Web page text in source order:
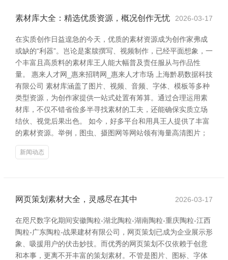
素材库大全：精选优质资源，概况创作无忧 2026-03-17
在实质创作日益遑急的今天，优质的素材资源成为创作家弗成
或缺的“利器”。岂论是案牍撰写、视频制作，已经平面想象，一
个丰富且高质料的素材库王人能大幅普及责任服从与作品性
量。 惠来人才网_惠来招聘网_惠来人才市场 上海黔易数据科技
有限公司 素材库涵盖了图片、视频、音频、字体、模板等多种
类型资源，为创作家提供一站式处置有筹算。通过合理运用素
材库，不仅不错省俭多半寻找素材的工夫，还能确保实质立场
结伙、视觉后果出色。 如今，好多平台和用具王人提供了丰富
的素材资源。举例，图虫、摄图网等网站领有海量高清图片；
新闻动态
网页策划素材大全，灵感尽在其中 2026-03-17
在咫尺数字化期间安徽陶粒-湖北陶粒-湖南陶粒-重庆陶粒-江西
陶粒-广东陶粒-战果建材有限公司，网页策划已成为企业展示形
象、吸援用户的伏击妙技。而优秀的网页策划不仅依赖于创意
和本事，更离不开丰富的策划素材。不管是图片、图标、字体